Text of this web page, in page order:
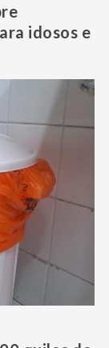
idosos e